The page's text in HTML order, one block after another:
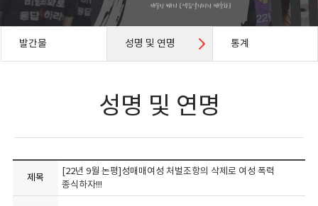
발간물 성명 및 연명 통계
성명 및 연명
제목
[22년 9월 논평]성매매여성 처벌조항의 삭제로 여성 폭력
종식하자!!!